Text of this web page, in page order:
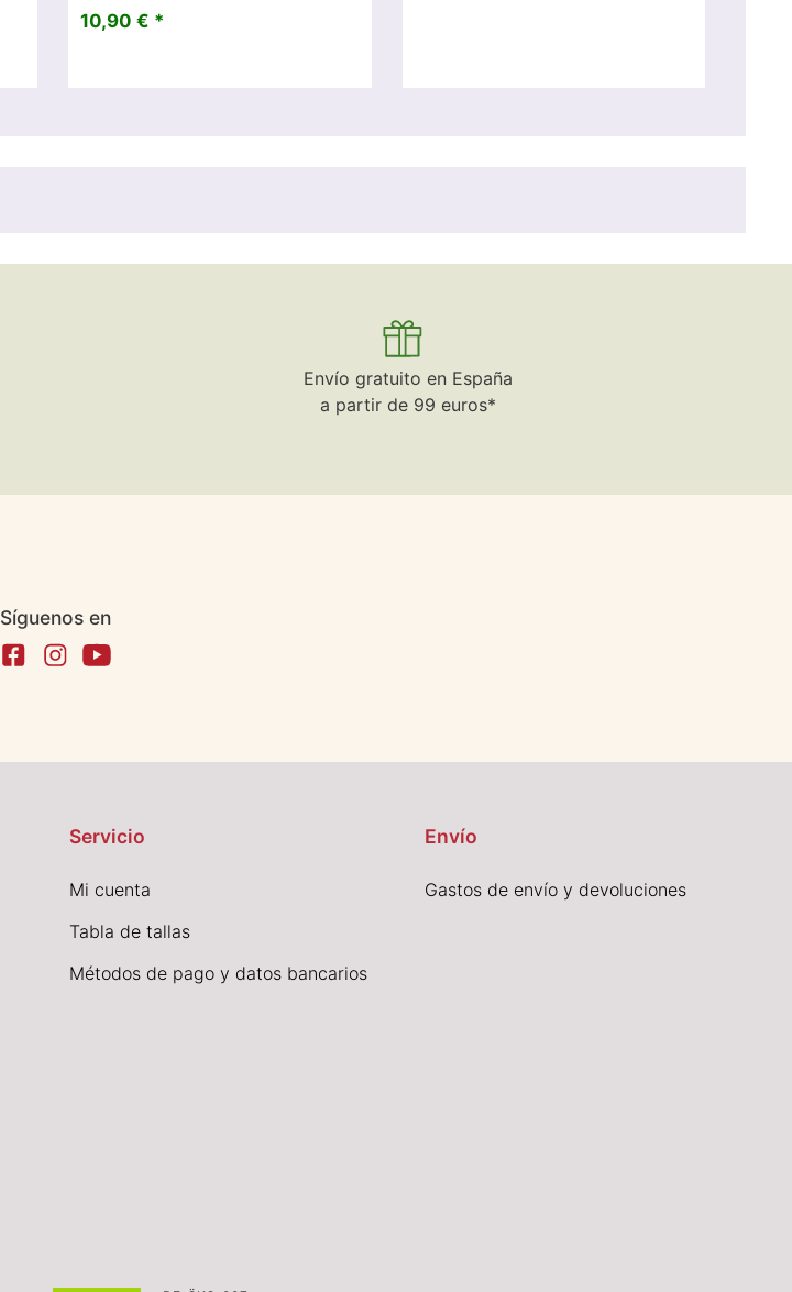
10,90 € *
Envío gratuito en España
a partir de 99 euros*
Síguenos en
Servicio
Mi cuenta
Tabla de tallas
Métodos de pago y datos bancarios
Envío
Gastos de envío y devoluciones